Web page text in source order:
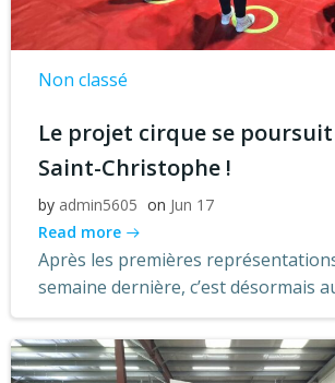
Non classé
Le projet cirque se poursuit
Saint-Christophe !
by admin5605 on Jun 17
Read more
Après les premières
semaine dernière, c’est désormais